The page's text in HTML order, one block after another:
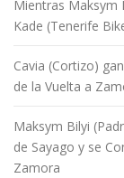
Mientras Maksym
Kade (Tenerife
Cavia (Cortizo)
de la Vuelta a
Maksym Bilyi
de Sayago y se
Zamora